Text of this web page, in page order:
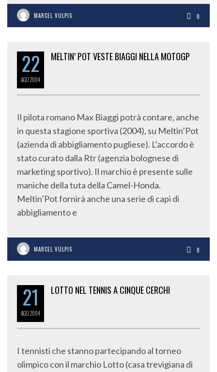
MARCEL VULPIS 0
22
AGO2004
MELTIN’ POT VESTE BIAGGI NELLA MOTOGP
Il pilota romano Max Biaggi potrà contare, anche
in questa stagione sportiva (2004), su Meltin’Pot
(azienda di abbigliamento pugliese). L’accordo è
stato curato dalla Rtr (agenzia bolognese di
marketing sportivo). Il marchio è presente sulle
maniche della tuta della Camel-Honda.
Meltin’Pot fornirà anche una serie di capi di
abbigliamento e
MARCEL VULPIS 0
21
AGO2004
LOTTO NEL TENNIS A CINQUE CERCHI
I tennisti che stanno partecipando al torneo
olimpico con il marchio Lotto (casa trevigiana di